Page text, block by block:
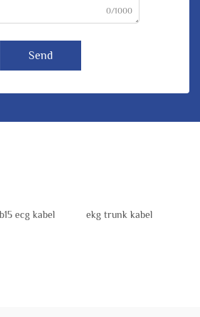
0/1000
Send
ecg kabel ekg trunk kabel